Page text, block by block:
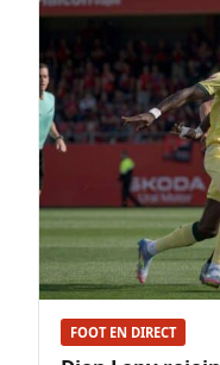
FOOT EN DIRECT